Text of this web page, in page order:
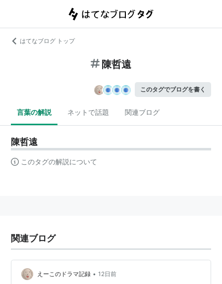
はてなブログ トップ
陳哲遠
このタグでブログを書く
言葉の解説 ネットで話題 関連ブログ
陳哲遠
このタグの解説について
関連ブログ
えーこのドラマ記録 • 12日前